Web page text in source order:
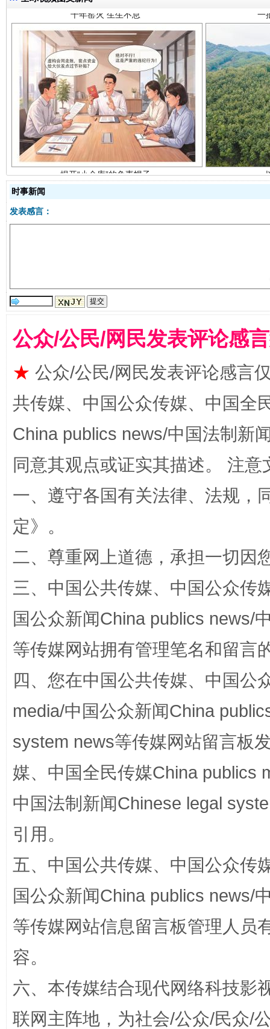
揭开“小金库”的免责幌子
阿坝州三大球赛在茂县开幕 规模
国家大学科技园优化重塑工作
扯下公款旅游的“隐身衣” 如何以
时事新闻
发表感言：
公众/公民/网民发表评论感
★ 公众/公民/网民发表评论感言
共传媒、中国公众传媒、中国全
China publics news/中国法制新
同意其观点或证实其描述。 注
一、遵守各国有关法律、法规，
定》。
二、尊重网上道德，承担一切因
三、中国公共传媒、中国公众传
国公众新闻China publics news/
等传媒网站拥有管理笔名和留言
四、您在中国公共传媒、中国公
media/中国公众新闻China
system news等传媒网站留言板
媒、中国全民传媒China publics
中国法制新闻Chinese legal
引用。
五、中国公共传媒、中国公众传
国公众新闻China publics news/
等传媒网站信息留言板管理人员
容。
六、本传媒结合现代网络科技影
联网主阵地，为社会/公众/民众/